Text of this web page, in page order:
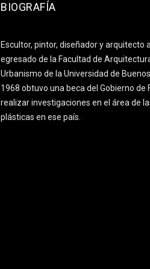
BIOGRAFÍA
Escultor, pintor, diseñador y arquitecto
egresado de la Facultad de
Urbanismo de la Universidad de
1968 obtuvo una beca del Gobierno de
realizar investigaciones en el área de
plásticas en ese país.